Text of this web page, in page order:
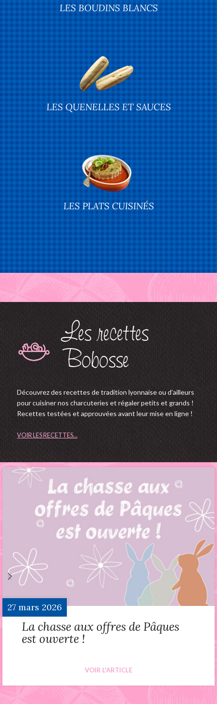
LES BOUDINS BLANCS
LES QUENELLES ET SAUCES
LES PLATS CUISINÉS
Les recettes
Bobosse
Découvrez des recettes de tradition lyonnaise ou d’ailleurs
pour cuisiner nos charcuteries et régaler petits et grands !
Recettes testées et approuvées avant leur mise en ligne !
VOIR LES RECETTES...
27mars 2026
La chasse aux offres de Pâques
est ouverte !
VOIR L'ARTICLE